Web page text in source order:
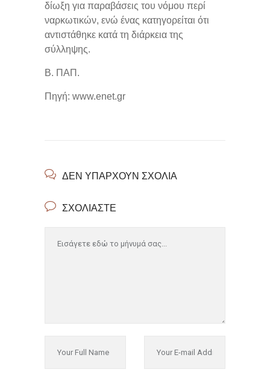
δίωξη για παραβάσεις του νόμου περί
ναρκωτικών, ενώ ένας κατηγορείται ότι
αντιστάθηκε κατά τη διάρκεια της
σύλληψης.
Β. ΠΑΠ.
Πηγή: www.enet.gr
ΔΕΝ ΥΠΆΡΧΟΥΝ ΣΧΌΛΙΑ
ΣΧΟΛΙΆΣΤΕ